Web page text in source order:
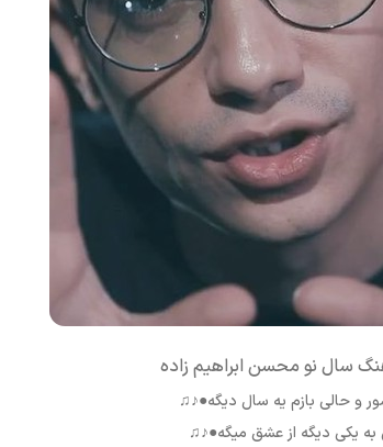
سال نو محسن ابراهیم زاده
و حالی بازم یه سال دیگه●♪♫
به یکی دیگه از عشق میگه●♪♫